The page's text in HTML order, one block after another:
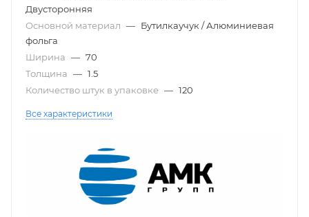
Двусторонняя
Основной материал — Бутилкаучук / Алюминиевая
фольга
Ширина — 70
Толщина — 1.5
Количество штук в упаковке — 120
Все характеристики